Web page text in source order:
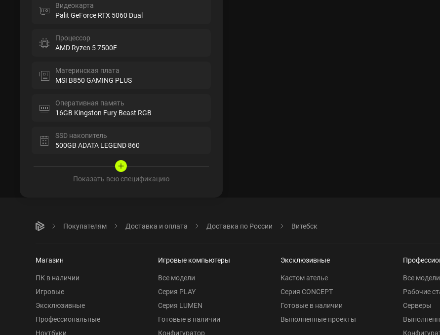
Видеокарта
Palit GeForce RTX 5060 Dual
Процессор
AMD Ryzen 5 7500F
Материнская плата
MSI B850 GAMING PLUS
Оперативная память
16GB Kingston Fury Beast RGB
SSD накопитель
500GB ADATA LEGEND 860
Показать всю спецификацию
Покупателям Доставка и оплата Доставка по России Витебск
Магазин
ПК в наличии
Игровые
Эксклюзивные
Профессиональные
Ноутбуки
Игровые компьютеры
Все модели
Серия PLAY
Серия LUMEN
Готовые в наличии
Конфигуратор
Эксклюзивные
Кастом ателье
Серия CONCEPT
Готовые в наличии
Выполненные проекты
Все модели
Рабочие
Серверы